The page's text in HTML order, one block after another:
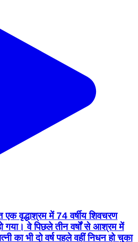
एक वृद्धाश्रम में 74 वर्षीय शिवचरण
गया। वे पिछले तीन वर्षों से आश्रम में
का भी दो वर्ष पहले वहीं निधन हो चुका